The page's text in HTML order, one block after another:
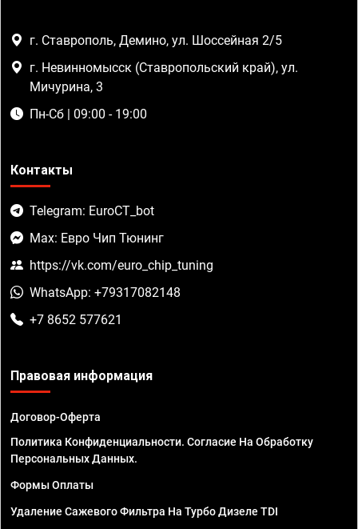
г. Ставрополь, Демино, ул. Шоссейная 2/5
г. Невинномысск (Ставропольский край), ул.
Мичурина, 3
Пн-Сб | 09:00 - 19:00
Контакты
Telegram: EuroCT_bot
Max: Евро Чип Тюнинг
https://vk.com/euro_chip_tuning
WhatsApp: +79317082148
+7 8652 577621
Правовая информация
Договор-Оферта
Политика Конфиденциальности. Согласие На Обработку
Персональных Данных.
Формы Оплаты
Удаление Сажевого Фильтра На Турбо Дизеле TDI